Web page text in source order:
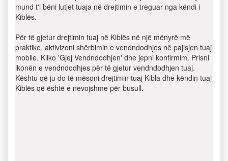
mund t'i bëni lutjet tuaja në drejtimin e treguar nga këndi i
Kiblës.
Për të gjetur drejtimin tuaj në Kiblës në një mënyrë më
praktike, aktivizoni shërbimin e vendndodhjes në pajisjen tuaj
mobile. Kliko 'Gjej Vendndodhjen' dhe jepni konfirmim. Prisni
ikonën e vendndodhjes për të gjetur vendndodhjen tuaj.
Kështu që ju do të mësoni drejtimin tuaj Kibla dhe këndin tuaj
Kiblës që është e nevojshme për busull.